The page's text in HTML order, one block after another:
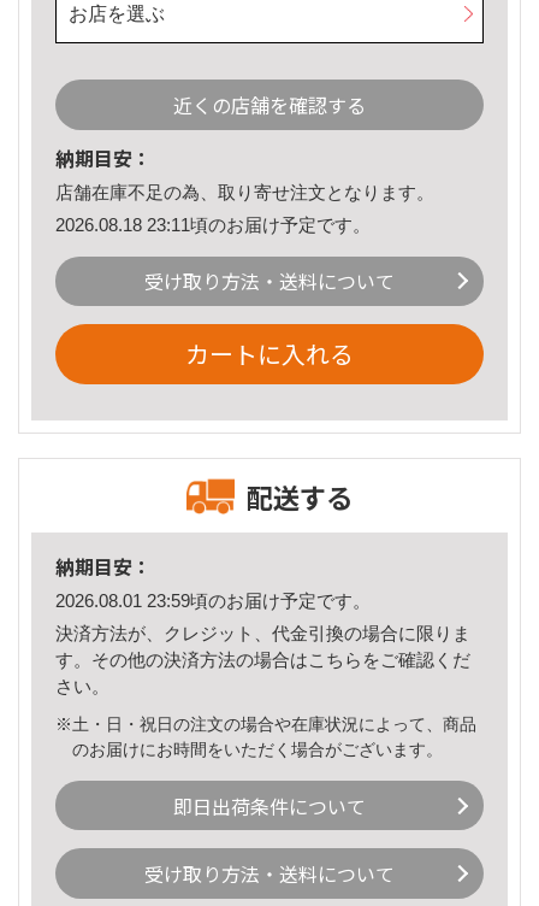
お店を選ぶ
近くの店舗を確認する
納期目安：
店舗在庫不足の為、取り寄せ注文となります。
2026.08.18 23:11頃のお届け予定です。
受け取り方法・送料について
カートに入れる
配送する
納期目安：
2026.08.01 23:59頃のお届け予定です。
決済方法が、クレジット、代金引換の場合に限りま
す。その他の決済方法の場合はこちら をご確認くだ
さい。
※土・日・祝日の注文の場合や在庫状況によって、商品
のお届けにお時間をいただく場合がございます。
即日出荷条件について
受け取り方法・送料について